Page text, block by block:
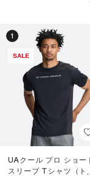
1
SALE
UAクール プロ ショー
スリーブ Tシャツ（トレ